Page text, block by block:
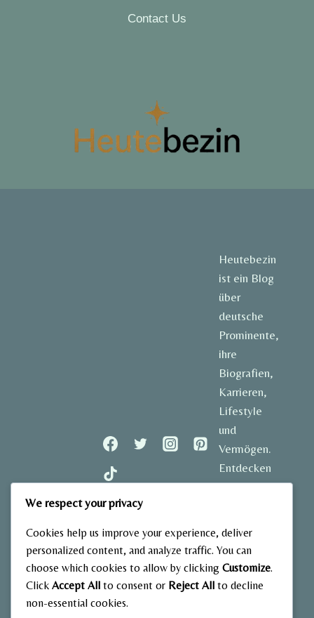
Contact Us
Heutebezin
ist ein Blog
über
deutsche
Prominente,
ihre
Biografien,
Karrieren,
Lifestyle
und
Vermögen.
Entdecken
Sie
und aktuelle
Einblicke in
das Leben
We respect your privacy
Cookies help us improve your experience, deliver
personalized content, and analyze traffic. You can
choose which cookies to allow by clicking Customize.
Click Accept All to consent or Reject All to decline
non-essential cookies.